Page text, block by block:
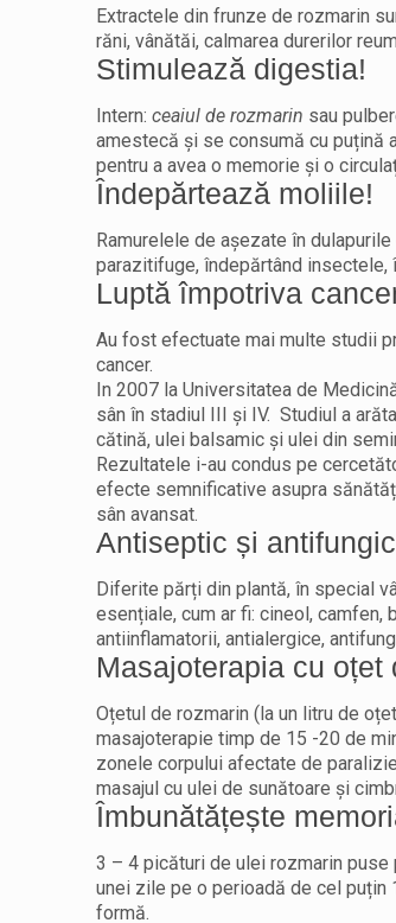
Extractele din frunze de rozmarin
răni, vânătăi, calmarea durerilor
Stimulează digestia!
Intern:ceaiul de rozmarin sau
amestecă și se consumă cu puțină
pentru a avea o memorie și o
Îndepărtează moliile!
Ramurelele de așezate în
parazitifuge, îndepărtând insectele,
Luptă împotriva
Au fost efectuate mai multe studii
cancer.
In 2007 la Universitatea de
sân în stadiul III și IV. Studiul a
cătină, ulei balsamic și ulei din
Rezultatele i-au condus pe
efecte semnificative asupra
sân avansat.
Antiseptic și
Diferite părți din plantă, în special
esențiale, cum ar fi: cineol,
antiinflamatorii, antialergice,
Masajoterapia cu oțet
Oțetul de rozmarin (la un litru de
masajoterapie timp de 15 -20 de
zonele corpului afectate de
masajul cu ulei de sunătoare și
Îmbunătățește
3 – 4 picături de ulei rozmarin
unei zile pe o perioadă de cel
formă.